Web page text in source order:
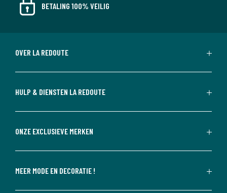
BETALING 100% VEILIG
OVER LA REDOUTE
HULP & DIENSTEN LA REDOUTE
ONZE EXCLUSIEVE MERKEN
MEER MODE EN DECORATIE !